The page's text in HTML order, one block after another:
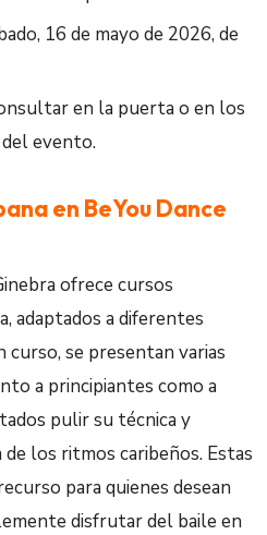
16 de mayo de 2026, de
en la puerta o en los
evento.
en BeYou Dance
ofrece cursos
adaptados a diferentes
curso, se presentan varias
a principiantes como a
pulir su técnica y
los ritmos caribeños. Estas
para quienes desean
disfrutar del baile en